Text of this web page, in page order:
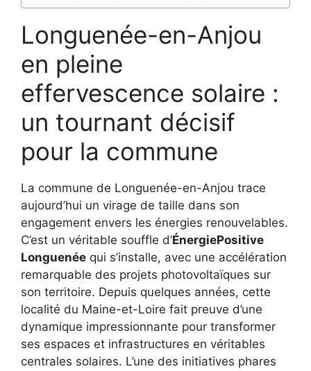
Longuenée-en-Anjou
en pleine
effervescence solaire :
un tournant décisif
pour la commune
La commune de Longuenée-en-Anjou trace
aujourd’hui un virage de taille dans son
engagement envers les énergies renouvelables.
C’est un véritable souffle d’ÉnergiePositive
Longuenée qui s’installe, avec une accélération
remarquable des projets photovoltaïques sur
son territoire. Depuis quelques années, cette
localité du Maine-et-Loire fait preuve d’une
dynamique impressionnante pour transformer
ses espaces et infrastructures en véritables
centrales solaires. L’une des initiatives phares